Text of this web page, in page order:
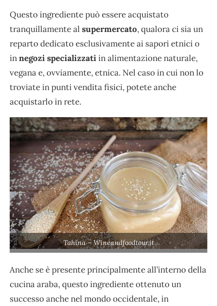
Questo ingrediente può essere acquistato
tranquillamente al supermercato, qualora ci sia un
reparto dedicato esclusivamente ai sapori etnici o
innegozi specializzatiin alimentazione naturale,
vegana e, ovviamente, etnica. Nel caso in cui non lo
troviate in punti vendita fisici, potete anche
acquistarlo in rete.
Tahina – Wineandfoodtour.it
Anche se è presente principalmente all’interno della
cucina araba, questo ingrediente ottenuto un
successo anche nel mondo occidentale, in